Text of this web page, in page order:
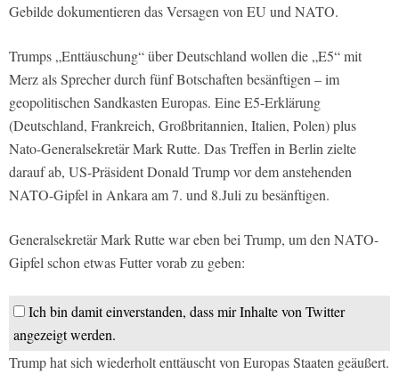
Gebilde dokumentieren das Versagen von EU und NATO.
Trumps „Enttäuschung“ über Deutschland wollen die „E5“ mit
Merz als Sprecher durch fünf Botschaften besänftigen – im
geopolitischen Sandkasten Europas. Eine E5-Erklärung
(Deutschland, Frankreich, Großbritannien, Italien, Polen) plus
Nato-Generalsekretär Mark Rutte. Das Treffen in Berlin zielte
darauf ab, US-Präsident Donald Trump vor dem anstehenden
NATO-Gipfel in Ankara am 7. und 8.Juli zu besänftigen.
Generalsekretär Mark Rutte war eben bei Trump, um den NATO-
Gipfel schon etwas Futter vorab zu geben:
Ich bin damit einverstanden, dass mir Inhalte von Twitter
angezeigt werden.
Trump hat sich wiederholt enttäuscht von Europas Staaten geäußert.